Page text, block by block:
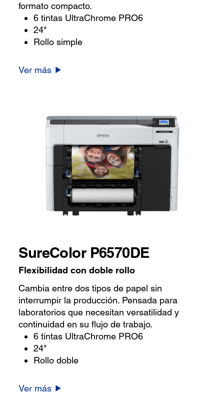
formato compacto.
6 tintas UltraChrome PRO6
24"
Rollo simple
Ver más
SureColor P6570DE
Flexibilidad con doble rollo
Cambia entre dos tipos de papel sin
interrumpir la producción. Pensada para
laboratorios que necesitan versatilidad y
continuidad en su flujo de trabajo.
6 tintas UltraChrome PRO6
24"
Rollo doble
Ver más